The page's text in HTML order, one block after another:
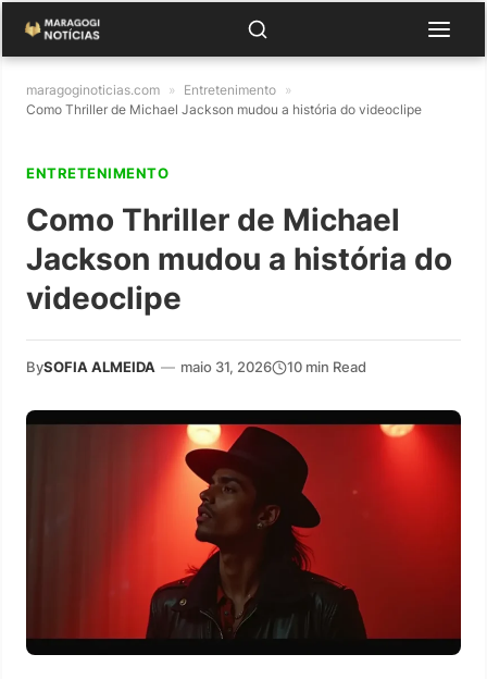
maragoginoticias.com » Entretenimento »
Como Thriller de Michael Jackson mudou a história do videoclipe
ENTRETENIMENTO
Como Thriller de Michael
Jackson mudou a história do
videoclipe
BySOFIA ALMEIDA — maio 31, 2026 10 min Read